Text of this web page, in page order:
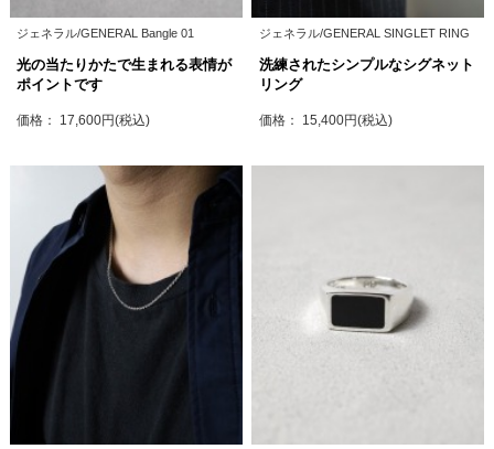
ジェネラル/GENERAL Bangle 01
光の当たりかたで生まれる表情が
ポイントです
価格： 17,600円(税込)
ジェネラル/GENERAL SINGLET RING
洗練されたシンプルなシグネット
リング
価格： 15,400円(税込)